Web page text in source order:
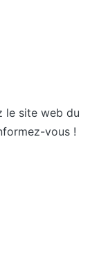
le site web du
vous !